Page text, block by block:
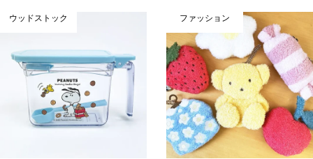
ウッドストック ファッション